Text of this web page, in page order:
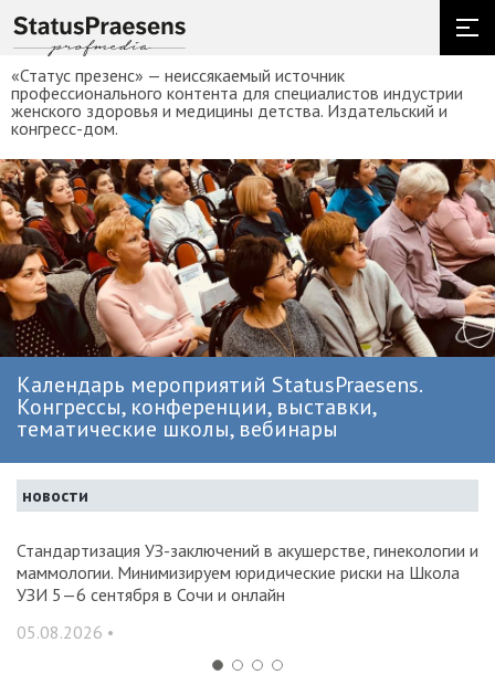
«Статус презенс» — неиссякаемый источник
профессионального контента для специалистов индустрии
женского здоровья и медицины детства. Издательский и
конгресс-дом.
Календарь мероприятий StatusPraesens.
Конгрессы, конференции, выставки,
тематические школы, вебинары
новости
Стандартизация УЗ-заключений в акушерстве, гинекологии и
маммологии. Минимизируем юридические риски на Школа
УЗИ 5—6 сентября в Сочи и онлайн
05.08.2026 •